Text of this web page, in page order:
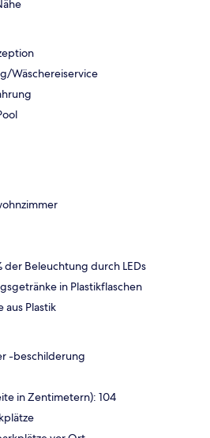
Wäschereiservice
der Beleuchtung durch LEDs
in Plastikflaschen
aus Plastik
-beschilderung
in Zentimetern): 104